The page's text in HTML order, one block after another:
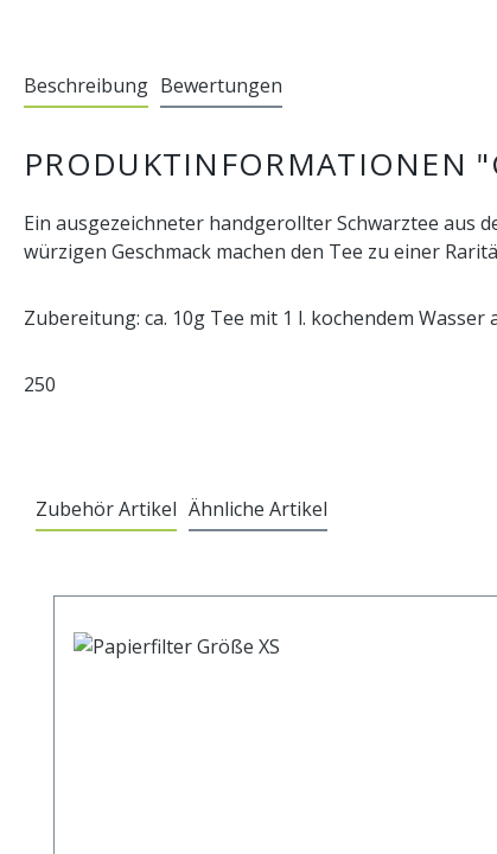
Beschreibung Bewertungen
PRODUKTINFORMATIONEN
Ein ausgezeichneter handgerollter Schwarztee aus
würzigen Geschmack machen den Tee zu einer
Zubereitung: ca. 10g Tee mit 1 l. kochendem
250
Zubehör Artikel Ähnliche Artikel